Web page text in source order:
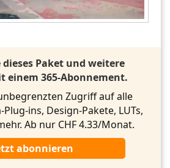
dieses Paket und weitere
einem 365-Abonnement.
Zugriff auf alle
ins, Design-Pakete, LUTs,
Ab nur CHF 4.33/Monat.
abonnieren